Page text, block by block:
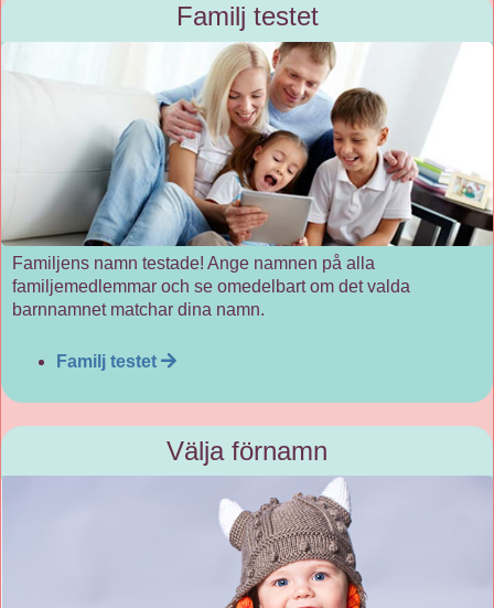
Familj testet
Familjens namn testade! Ange namnen på alla
familjemedlemmar och se omedelbart om det valda
barnnamnet matchar dina namn.
Familj testet
Välja förnamn